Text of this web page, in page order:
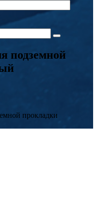
подземной
прокладки